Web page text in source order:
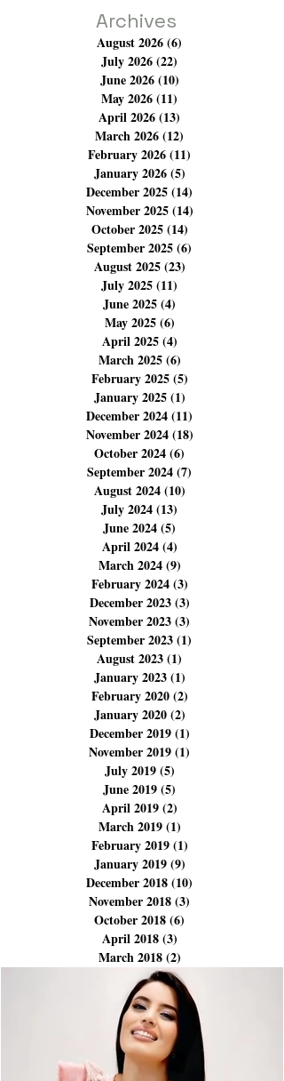
Archives
August 2026 (6)
July 2026 (22)22 posts
June 2026(10)10 posts
May 2026(11)11 posts
April 2026(13)13 posts
March 2026(12)12 posts
February 2026 (11)11 posts
January 2026 (5)5 posts
December 2025(14)
November 2025(14)
October 2025 (14)
September 2025
August 2025(23)
July 2025(11)
June 2025(4)4 posts
May 2025(6)6 posts
April 2025(4)4 posts
March 2025(6)6 posts
February 2025 (5)5 posts
January 2025 (1)
December 2024(11)
November 2024(18)
October 2024(6)
September 2024
August 2024 (10)
July 2024(13)13 posts
June 2024(5)5 posts
April 2024(4)4 posts
March 2024(9)9 posts
February 2024(3)3 posts
December 2023(3)
November 2023 (3)
September 2023 (1)
August 2023 (1)1 post
January 2023(1)1 post
February 2020 (2)2 posts
January 2020(2)
December 2019(1)
November 2019(1)
July 2019 (5)5 posts
June 2019(5)5 posts
April 2019(2)2 posts
March 2019(1)1 post
February 2019 (1)1 post
January 2019 (9)
December 2018(10)
November 2018(3)
October 2018(6)
April 2018
(3)3 posts
March 2018(2) 2 posts